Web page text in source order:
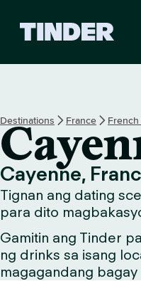
H
o
Destinations France
Cayenne,
Tignan ang dating
para dito
Gamitin ang Tinder
ng drinks sa isang
magagandang